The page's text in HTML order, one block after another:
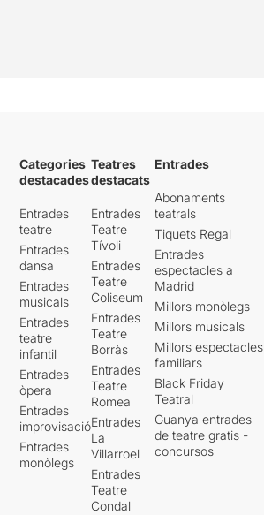
Categories
destacades
Entrades
teatre
Entrades
dansa
Entrades
musicals
Entrades
teatre
infantil
Entrades
òpera
Entrades
improvisació
Entrades
monòlegs
Teatres
destacats
Entrades
Teatre
Tívoli
Entrades
Teatre
Coliseum
Entrades
Teatre
Borràs
Entrades
Teatre
Romea
Entrades
La
Villarroel
Entrades
Teatre
Condal
Entrades
Abonaments
teatrals
Tiquets Regal
Entrades
espectacles a
Madrid
Millors monòlegs
Millors musicals
Millors espectacles
familiars
Black Friday
Teatral
Guanya entrades
de teatre gratis -
concursos